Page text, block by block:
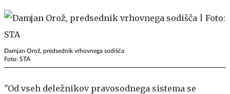
Damjan Orož, predsednik vrhovnega sodišča
Foto: STA
"Od vseh deležnikov pravosodnega sistema se